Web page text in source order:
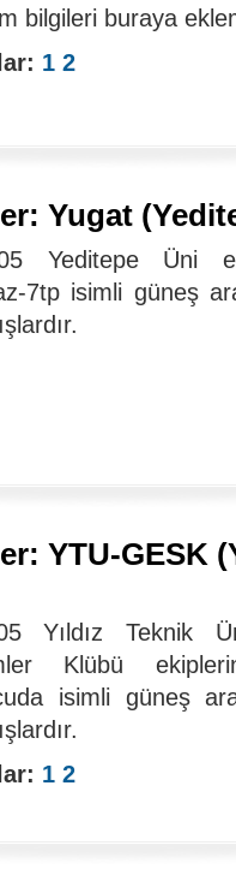
bilgileri buraya
1 2
Yugat
Yeditepe Üni
7tp isimli güneş
YTU-GESK
Yıldız Teknik
Klübü
isimli güneş
1 2